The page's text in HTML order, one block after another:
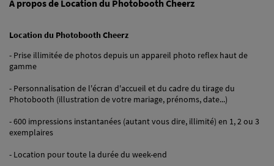
A propos de Location du Photobooth Cheerz
Location du Photobooth Cheerz
- Prise illimitée de photos depuis un appareil photo reflex haut de
gamme
- Personnalisation de l'écran d'accueil et du cadre du tirage du
Photobooth (illustration de votre mariage, prénoms, date...)
- 600 impressions instantanées (autant vous dire, illimité) en 1, 2 ou 3
exemplaires
- Location pour toute la durée du week-end